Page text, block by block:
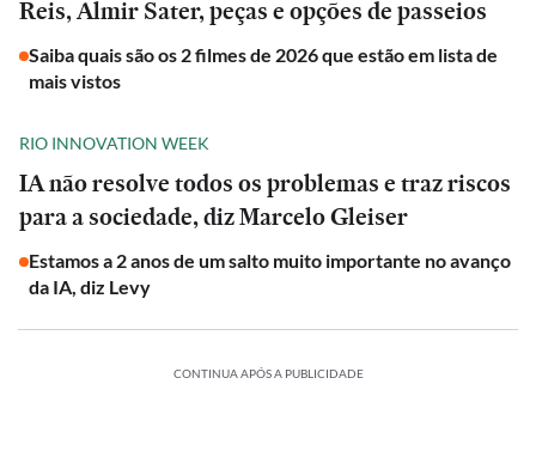
Reis, Almir Sater, peças e opções de passeios
Saiba quais são os 2 filmes de 2026 que estão em lista de
mais vistos
RIO INNOVATION WEEK
IA não resolve todos os problemas e traz riscos
para a sociedade, diz Marcelo Gleiser
Estamos a 2 anos de um salto muito importante no avanço
da IA, diz Levy
CONTINUA APÓS A PUBLICIDADE